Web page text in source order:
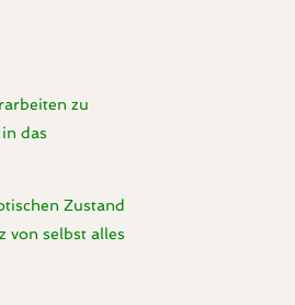
zu
das
Zustand
von selbst alles